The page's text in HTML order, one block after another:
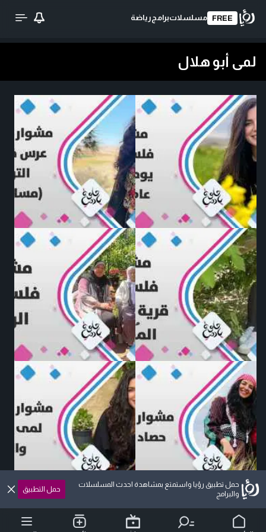
FREE مسلسلاتبرامج رياضة
لمى أبو هلال
حمل تطبيق رؤيا واستمتع بمشاهدة احدث المسلسلات
والبرامج
حمل التطبيق